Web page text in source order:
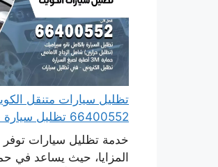
تظليل سيارات متنقل
66400552 تظليل سيارة عازل حراري
خدمة تظليل سيارات توفر
المزايا، حيث يساعد في